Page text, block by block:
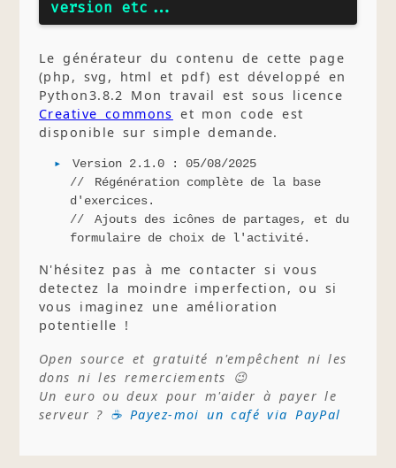
version etc...
Le générateur du contenu de cette page
(php, svg, html et pdf) est développé en
Python3.8.2 Mon travail est sous licence
Creative commons et mon code est
disponible sur simple demande.
Version 2.1.0 : 05/08/2025
Régénération complète de la base
d'exercices.
Ajouts des icônes de partages, et du
formulaire de choix de l'activité.
N'hésitez pas à me contacter si vous
detectez la moindre imperfection, ou si
vous imaginez une amélioration
potentielle !
Open source et gratuité n'empêchent ni les
dons ni les remerciements 😉
Un euro ou deux pour m'aider à payer le
serveur ? ☕ Payez-moi un café via PayPal